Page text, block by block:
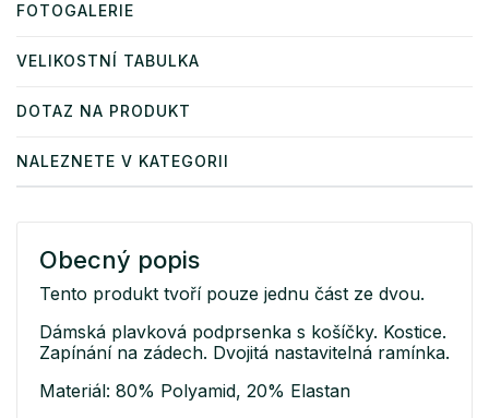
FOTOGALERIE
VELIKOSTNÍ TABULKA
DOTAZ NA PRODUKT
NALEZNETE V KATEGORII
Obecný popis
Tento produkt tvoří pouze jednu část ze dvou.
Dámská plavková podprsenka s košíčky. Kostice.
Zapínání na zádech. Dvojitá nastavitelná ramínka.
Materiál: 80% Polyamid, 20% Elastan